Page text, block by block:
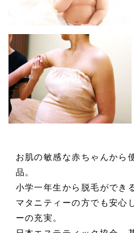
お肌の敏感な赤ちゃんから
品。
小学一年生から脱毛ができ
マタニティーの方でも安心
ーの充実。